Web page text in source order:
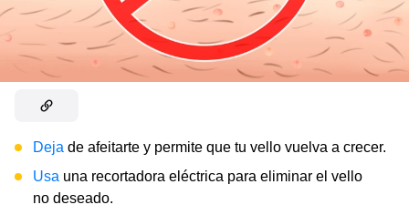
Deja de afeitarte y permite que tu vello vuelva a crecer.
Usa una recortadora eléctrica para eliminar el vello
no deseado.